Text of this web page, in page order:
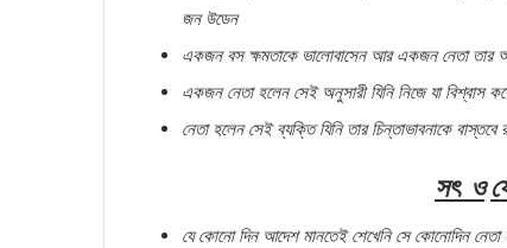
জন উডেন
একজন বস ক্ষমতাকে ভালোবাসেন আর একজন নেতা তার
একজন নেতা হলেন সেই অনুসারী যিনি নিজে যা বিশ্বাস
নেতা হলেন সেই ব্যক্তি যিনি তার চিন্তাভাবনাকে বাস্তবে
সৎ ও
যে কোনো দিন আদেশ মানতেই শেখেনি সে কোনোদিন নেতা